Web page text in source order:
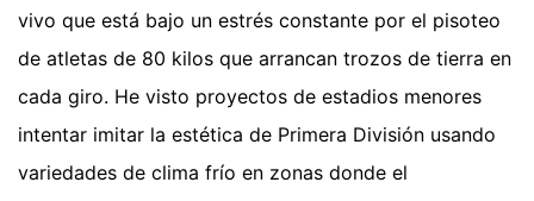
vivo que está bajo un estrés constante por el pisoteo
de atletas de 80 kilos que arrancan trozos de tierra en
cada giro. He visto proyectos de estadios menores
intentar imitar la estética de Primera División usando
variedades de clima frío en zonas donde el